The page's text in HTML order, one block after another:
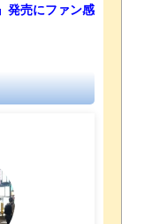
発売にファン感